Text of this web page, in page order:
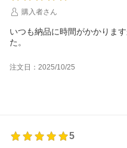
購入者さん
いつも納品に時間がかかりま
た。
注文日：2025/10/25
5